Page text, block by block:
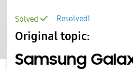
Resolved!
Solved
Original topic:
Samsung